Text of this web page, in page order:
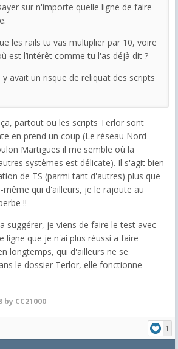
sur n'importe quelle ligne de faire
les rails tu vas multiplier par 10, voire
est l’intérêt comme tu l'as déjà dit ?
y avait un risque de reliquat des scripts
partout ou les scripts Terlor sont
en prend un coup (Le réseau Nord
Martigues il me semble où la
systèmes est délicate). Il s'agit bien
de TS (parmi tant d'autres) plus que
même qui d'ailleurs, je le rajoute au
!!
suggérer, je viens de faire le test avec
ligne que je n'ai plus réussi a faire
longtemps, qui d'ailleurs ne se
le dossier Terlor, elle fonctionne
by CC21000
1